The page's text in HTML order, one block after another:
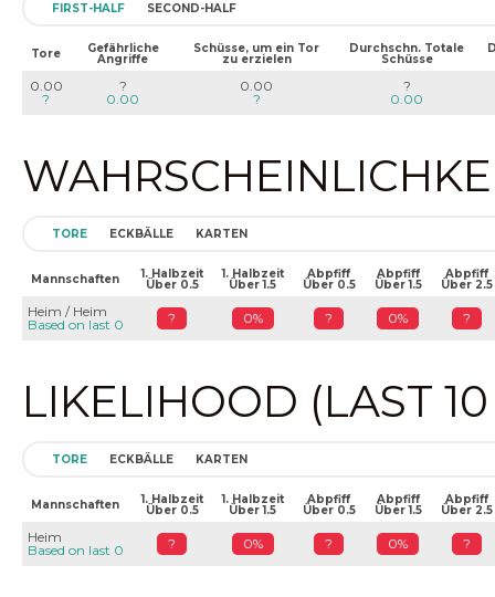
FIRST-HALF SECOND-HALF
Tore Gefährliche
Angriffe
Schüsse, um ein Tor
zu erzielen
Durchschn. Totale
Schüsse
0.00
?
?
0.00
0.00
?
?
0.00
TORE ECKBÄLLE KARTEN
Mannschaften 1. Halbzeit
Über 0.5
1. Halbzeit
Über 1.5
Abpfiff
Über 0.5
Abpfiff
Über 1.5
Abpfiff
Über 2.5
Heim / Heim
Based on last 0
? 0% ? 0% ?
LIKELIHOOD (LAST
TORE ECKBÄLLE KARTEN
Mannschaften 1. Halbzeit
Über 0.5
1. Halbzeit
Über 1.5
Abpfiff
Über 0.5
Abpfiff
Über 1.5
Abpfiff
Über 2.5
Heim
Based on last 0
? 0% ? 0% ?